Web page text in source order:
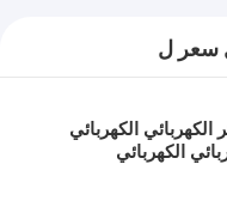
سعر ل
الكهربائي الكهربائي
الكهربائي